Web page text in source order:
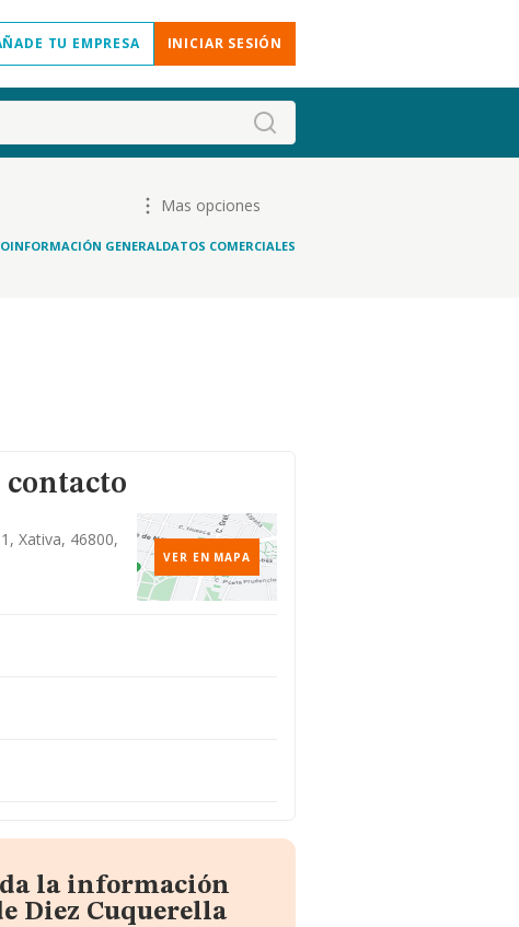
TU EMPRESA INICIAR SESIÓN
Mas opciones
INFORMACIÓN GENERALDATOS COMERCIALES
Xativa, 46800,
VER EN MAPA
la información
Diez Cuquerella